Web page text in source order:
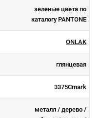
зеленые цвета по
каталогу PANTONE
ONLAK
глянцевая
3375Cmark
металл / дерево /